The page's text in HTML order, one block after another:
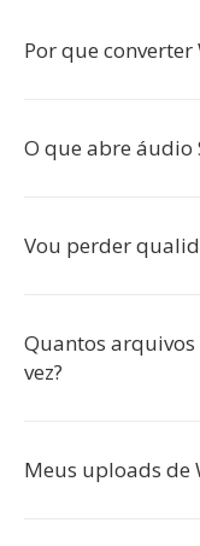
Por que converter
O que abre áudio
Vou perder
Quantos arquivos
vez?
Meus uploads de